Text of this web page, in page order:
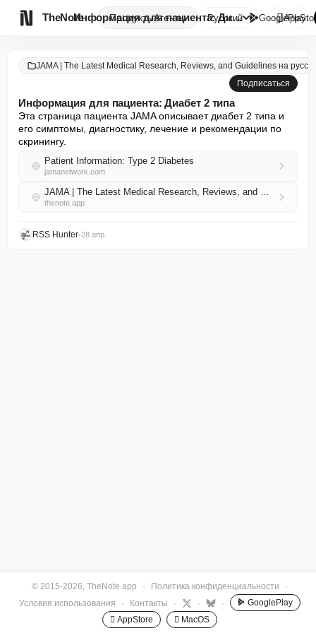
TheNote ПродуктыАгенты Информация для пациента: Диабе...
Русский GooglePlay

JAMA | The Latest Medical Research, Reviews, and Guidelines на
Подписаться
Информация для пациента: Диабет 2 типа
Эта страница пациента JAMA описывает диабет 2 типа и
его симптомы, диагностику, лечение и рекомендации по
скринингу.
Patient Information: Type 2 Diabetes
jamanetwork.com
JAMA | The Latest Medical Research, Reviews, and Guidelines на русском RSS
thenote.app
RSS Hunter•28 апр.
© 2015-2026, TheNote.app · Политика конфиденциальности
·
Условия использования
· Контакты · · ·
GooglePlay
 AppStore
 MacOS